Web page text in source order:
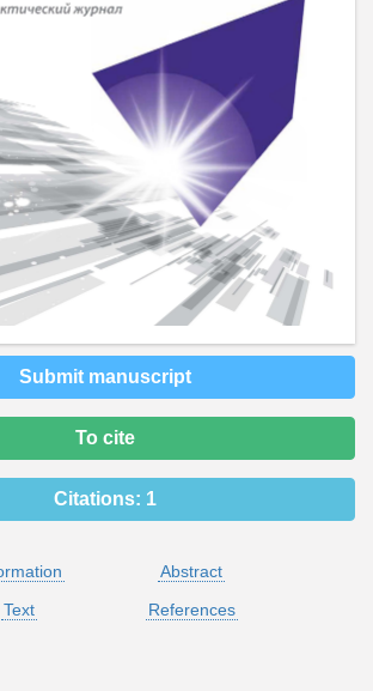
Submit manuscript
To cite
Citations: 1
Abstract
Text
References